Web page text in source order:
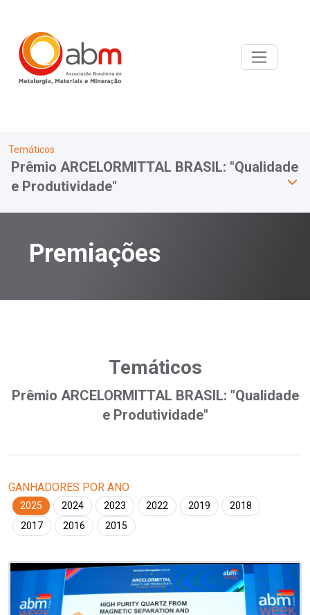
Temáticos
Prêmio ARCELORMITTAL BRASIL: "Qualidade
e Produtividade"
Premiações
Temáticos
Prêmio ARCELORMITTAL BRASIL: "Qualidade
e Produtividade"
GANHADORES POR ANO
2025 2024 2023 2022 2019
2018
2017
2016 2015